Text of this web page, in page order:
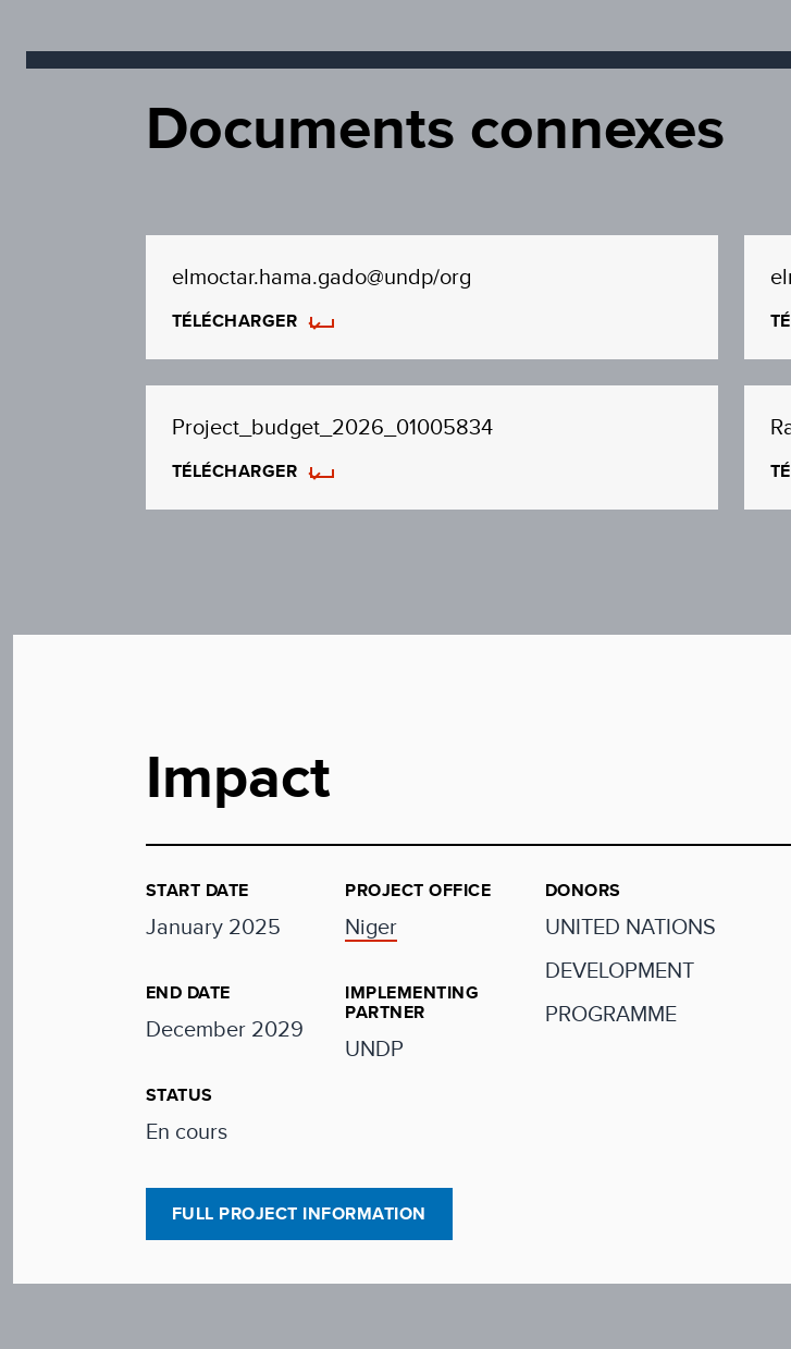
Documents connexes
elmoctar.hama.gado@undp/org
TÉLÉCHARGER
Project_budget_2026_01005834
TÉLÉCHARGER
Impact
START DATE
January 2025
END DATE
December 2029
STATUS
En cours
PROJECT OFFICE
Niger
IMPLEMENTING
PARTNER
UNDP
DONORS
UNITED NATIONS
DEVELOPMENT
PROGRAMME
FULL PROJECT INFORMATION